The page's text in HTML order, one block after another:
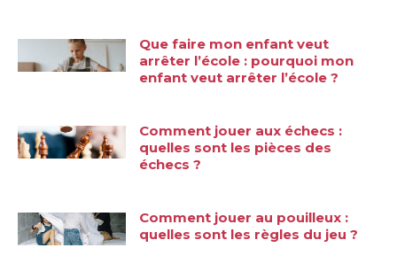
Que faire mon enfant veut
arrêter l’école : pourquoi mon
enfant veut arrêter l’école ?
Comment jouer aux échecs :
quelles sont les pièces des
échecs ?
Comment jouer au pouilleux :
quelles sont les règles du jeu ?